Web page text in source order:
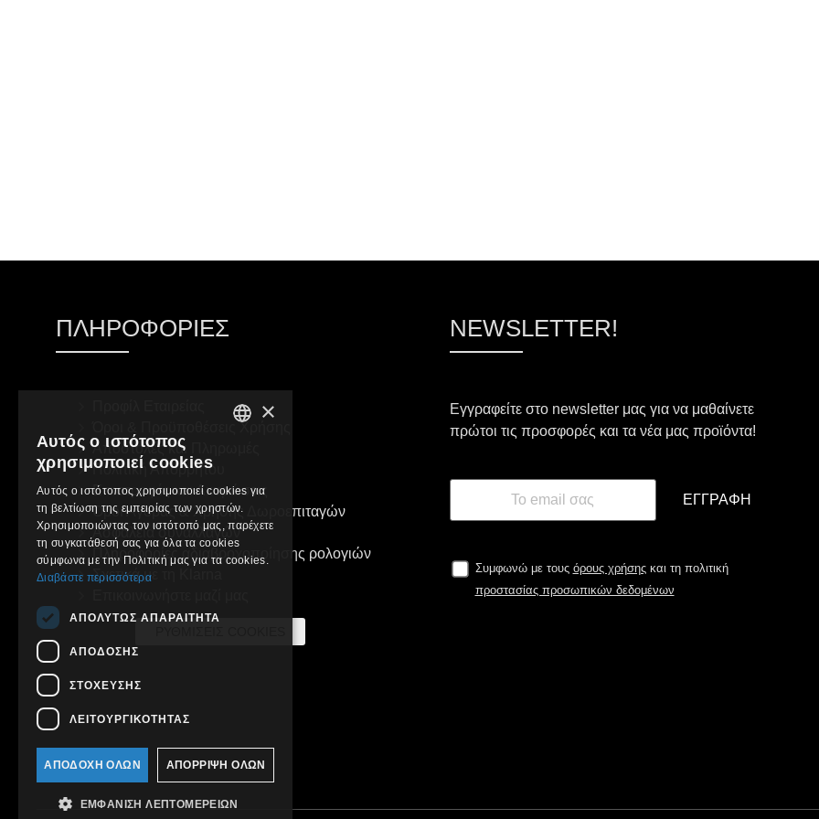
ΠΛΗΡΟΦΟΡΊΕΣ
Όροι & Προϋποθέσεις Χρήσης
Αποστολές και Πληρωμές
Πολιτική Απορρήτου
Επιστροφές και Ακυρώσεις
Όροι Αγοράς & Χρήσης Δωροεπιταγών
Ασφάλεια συναλλαγών
Πληροφορίες αδιαβροχοποίησης ρολογιών
Σχετικά με τη Klarna
NEWSLETTER!
Εγγραφείτε στο newsletter μας για να μαθαίνετε
πρώτοι τις προσφορές και τα νέα μας προϊόντα!
ΕΓΓΡΑΦΉ
Συμφωνώ με τους όρους χρήσηςκαι τη πολιτική
προστασίας προσωπικών δεδομένων
×
Αυτός ο ιστότοπος
χρησιμοποιεί cookies
Αυτός ο ιστότοπος χρησιμοποιεί cookies για
τη βελτίωση της εμπειρίας των χρηστών.
Χρησιμοποιώντας τον ιστότοπό μας, παρέχετε
τη συγκατάθεσή σας για όλα τα cookies
σύμφωνα με την Πολιτική μας για τα cookies.
Διαβάστε περισσότερα
ΑΠΟΛΎΤΩΣ ΑΠΑΡΑΊΤΗΤΑ
ΑΠΌΔΟΣΗΣ
ΣΤΌΧΕΥΣΗΣ
ΛΕΙΤΟΥΡΓΙΚΌΤΗΤΑΣ
ΑΠΟΔΟΧΉ ΌΛΩΝ ΑΠΌΡΡΙΨΗ ΌΛΩΝ
ΕΜΦΆΝΙΣΗ ΛΕΠΤΟΜΕΡΕΙΏΝ